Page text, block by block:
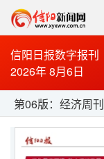
信阳日报数字报刊
2026年 8月6日
第06版：经济周刊